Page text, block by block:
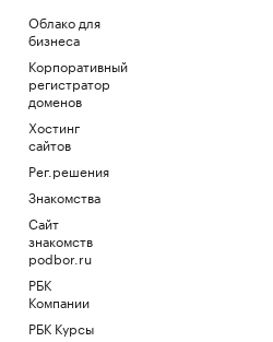
Облако для
бизнеса
Корпоративный
регистратор
доменов
Хостинг
сайтов
Рег.решения
Знакомства
Сайт
знакомств
podbor.ru
РБК
Компании
РБК Курсы